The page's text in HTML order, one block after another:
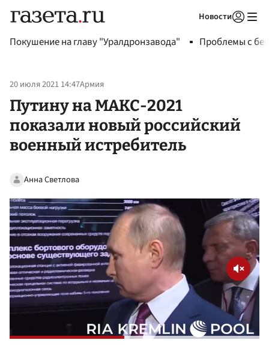
Новости
Покушение на главу "Уралдронзавода" Проблемы с
20 июля 2021 14:47Армия
Путину на МАКС-2021
показали новый российский
военный истребитель
Анна Светлова